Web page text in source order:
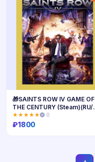
🎁SAINTS ROW IV GAME OF
THE CENTURY (Steam)(RU/
CIS)
★★★★★ 0
₽1800